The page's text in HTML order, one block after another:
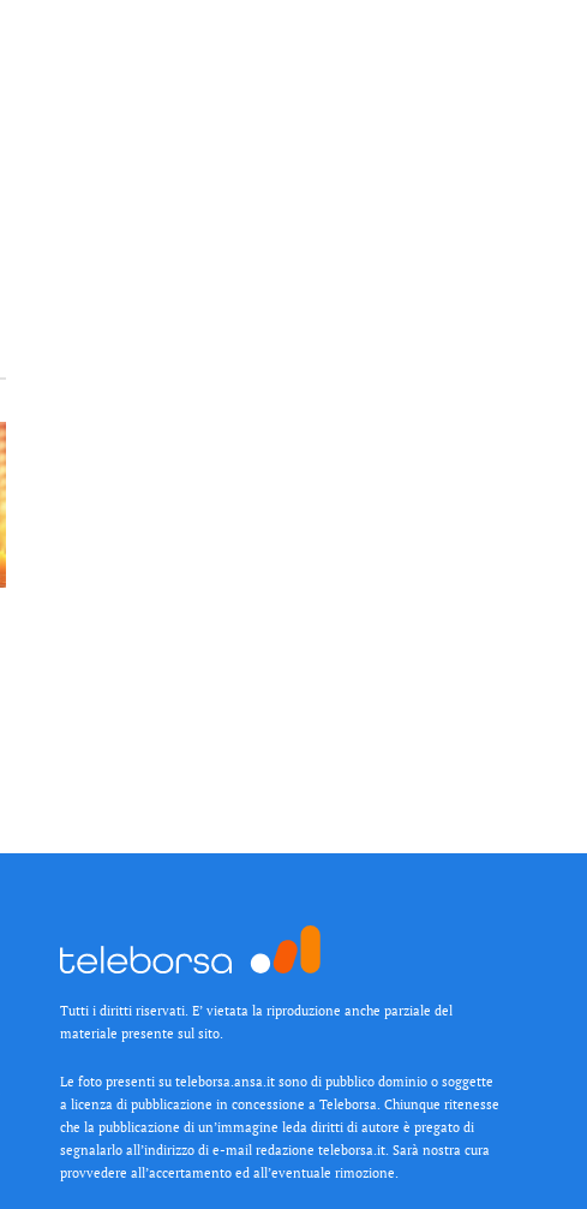
Tutti i diritti riservati. E’ vietata la riproduzione anche parziale del
materiale presente sul sito.
Le foto presenti su teleborsa.ansa.it sono di pubblico dominio o soggette
a licenza di pubblicazione in concessione a Teleborsa. Chiunque ritenesse
che la pubblicazione di un’immagine leda diritti di autore è pregato di
segnalarlo all’indirizzo di e-mail redazione teleborsa.it. Sarà nostra cura
provvedere all’accertamento ed all’eventuale rimozione.